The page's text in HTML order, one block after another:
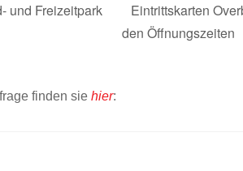
und Freizeitpark
Eintrittskarten
den Öffnungszeiten
finden sie hier: